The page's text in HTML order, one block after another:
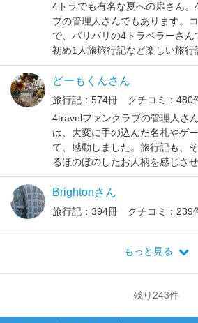
4トラでも有名な夏への扉さん。
ブの管理人さんでもあります。
で、バリバリの4トラベラーさ
初め1人旅旅行記など楽しい旅行
どーもくんさん
旅行記：574冊 クチコミ：480
4travelファンクラブの管理人さ
は、大変に手の込んだ名札やゲ
て、感動しました。旅行記も、
るほのぼのしたお人柄を感じさ
Brightonさん
旅行記：394冊 クチコミ：239
もっと見る
残り243件